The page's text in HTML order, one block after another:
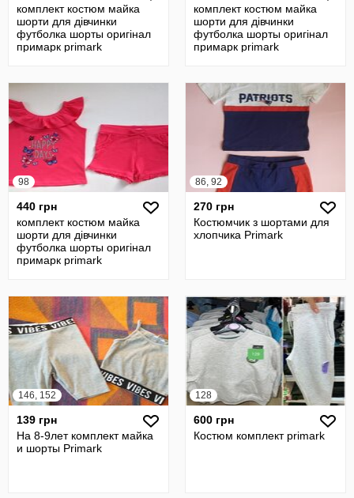
комплект костюм майка
шорти для дівчинки
футболка шорты оригінал
примарк primark
комплект костюм майка
шорти для дівчинки
футболка шорты оригінал
примарк primark
98
440 грн
комплект костюм майка
шорти для дівчинки
футболка шорты оригінал
примарк primark
86, 92
270 грн
Костюмчик з шортами для
хлопчика Primark
146, 152
139 грн
На 8-9лет комплект майка
и шорты Primark
128
600 грн
Костюм комплект primark